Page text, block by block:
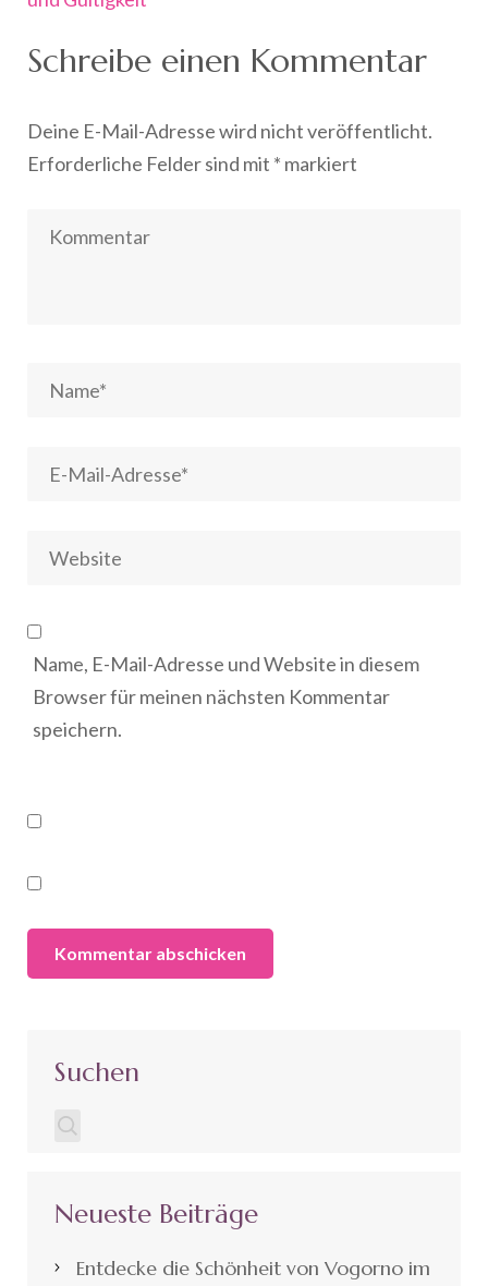
Schreibe einen Kommentar
Deine E-Mail-Adresse wird nicht veröffentlicht.
Erforderliche Felder sind mit * markiert
Name, E-Mail-Adresse und Website in diesem
Browser für meinen nächsten Kommentar
speichern.
Suchen
Neueste Beiträge
Entdecke die Schönheit von Vogorno im